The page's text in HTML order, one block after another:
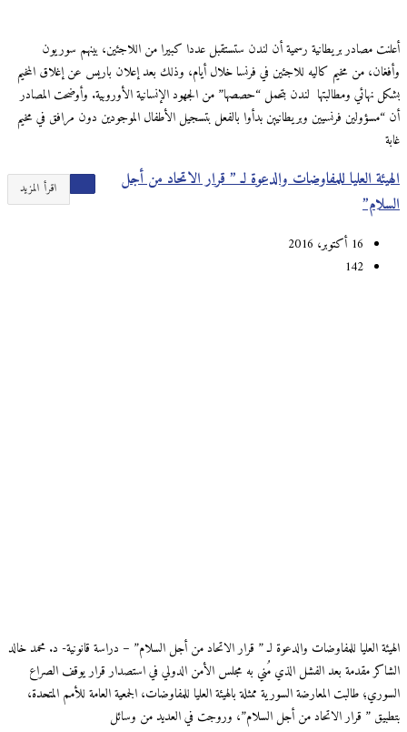
أعلنت مصادر بريطانية رسمية أن لندن ستستقبل عددا كبيرا من اللاجئين، بينهم سوريون
وأفغان، من مخيم كاليه للاجئين في فرنسا خلال أيام، وذلك بعد إعلان باريس عن إغلاق المخيم
بشكل نهائي ومطالبتها لندن بتحمل “حصصها” من الجهود الإنسانية الأوروبية. وأوضحت المصادر
أن “مسؤولين فرنسيين وبريطانيين بدأوا بالفعل بتسجيل الأطفال الموجودين دون مرافق في مخيم
غابة
اقرأ المزيد
الهيئة العليا للمفاوضات والدعوة لـ ” قرار الاتحاد من أجل
السلام”
16 أكتوبر، 2016
142
الهيئة العليا للمفاوضات والدعوة لـ ” قرار الاتحاد من أجل السلام” – دراسة قانونية- د. محمد خالد
الشاكر مقدمة بعد الفشل الذي مُني به مجلس الأمن الدولي في استصدار قرار يوقف الصراع
السوري؛ طالبت المعارضة السورية ممثلة بالهيئة العليا للمفاوضات، الجمعية العامة للأمم المتحدة،
بتطبيق ” قرار الاتحاد من أجل السلام”، وروجت في العديد من وسائل